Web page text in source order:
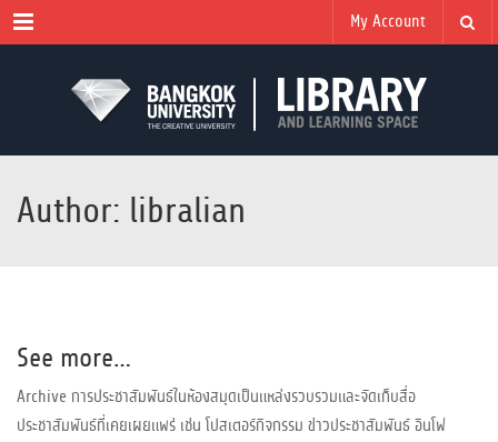
Menu My Account
Author: libralian
See more…
Archive การประชาสัมพันธ์ในห้องสมุดเป็นแหล่งรวบรวมและจัดเก็บสื่อ
ประชาสัมพันธ์ที่เคยเผยแพร่ เช่น โปสเตอร์กิจกรรม ข่าวประชาสัมพันธ์ อินโฟ